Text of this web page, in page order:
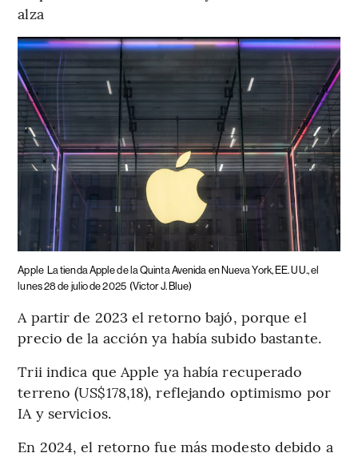
alza
Apple La tienda Apple de la Quinta Avenida en Nueva York, EE. UU., el
lunes 28 de julio de 2025 (Victor J. Blue)
A partir de 2023 el retorno bajó, porque el
precio de la acción ya había subido bastante.
Trii indica que Apple ya había recuperado
terreno (US$178,18), reflejando optimismo por
IA y servicios.
En 2024, el retorno fue más modesto debido a